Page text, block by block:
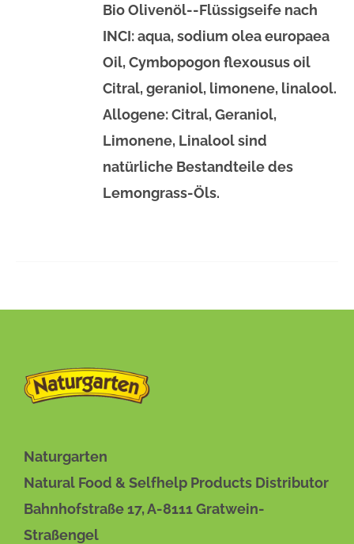
Bio Olivenöl--Flüssigseife nach
INCI: aqua, sodium olea europaea
Oil, Cymbopogon flexousus oil
Citral, geraniol, limonene, linalool.
Allogene: Citral, Geraniol,
Limonene, Linalool sind
natürliche Bestandteile des
Lemongrass-Öls.
Naturgarten
Natural Food & Selfhelp Products Distributor
Bahnhofstraße 17, A-8111 Gratwein-
Straßengel